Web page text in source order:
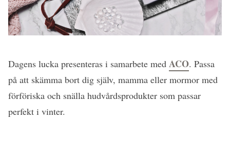
Dagens lucka presenteras i samarbete med ACO. Passa
på att skämma bort dig själv, mamma eller mormor med
förföriska och snälla hudvårdsprodukter som passar
perfekt i vinter.